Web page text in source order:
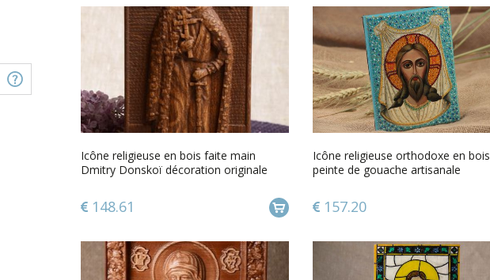
Icône religieuse en bois faite main
Dmitry Donskoï décoration originale
148.61
Icône religieuse orthodoxe en bois
peinte de gouache artisanale
157.20